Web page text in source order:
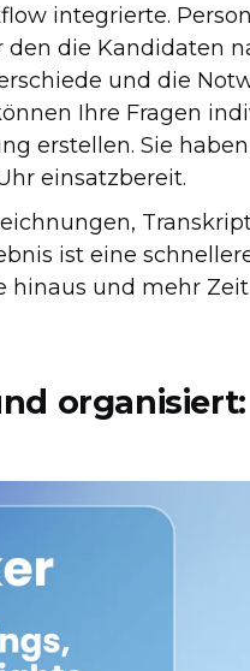
integrierte.
die Kandidaten
und die
Ihre Fragen
erstellen. Sie
einsatzbereit.
ist eine
hinaus und mehr
organisiert: